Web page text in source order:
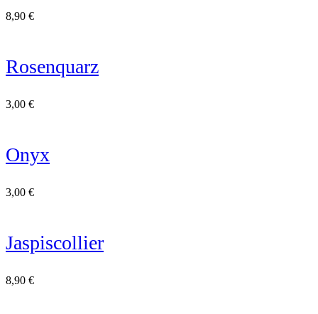
8,90 €
Rosenquarz
3,00 €
Onyx
3,00 €
Jaspiscollier
8,90 €